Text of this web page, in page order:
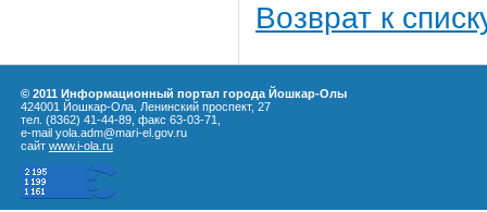
Возврат к
© 2011 Информационный портал города Йошкар-Олы
424001 Йошкар-Ола, Ленинский проспект, 27
тел. (8362) 41-44-89, факс 63-03-71,
e-mail yola.adm@mari-el.gov.ru
сайт www.i-ola.ru